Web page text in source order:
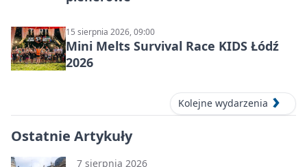
15 sierpnia 2026, 09:00
Mini Melts Survival Race KIDS Łódź
2026
Kolejne wydarzenia
Ostatnie Artykuły
7 sierpnia 2026